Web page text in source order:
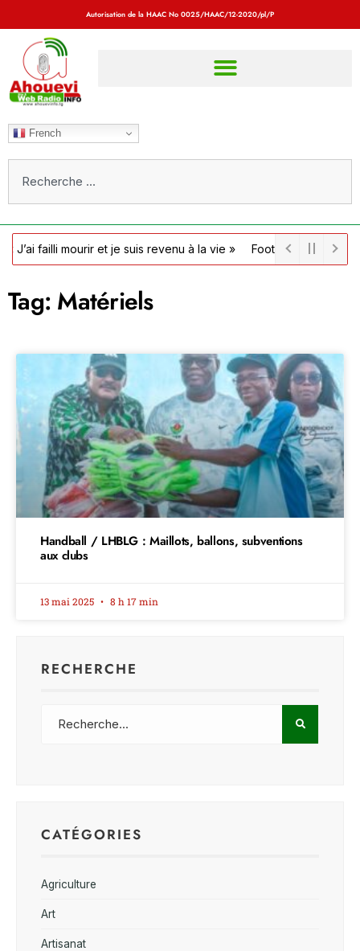
Autorisation de la HAAC No 0025/HAAC/12-2020/pl/P
French
mourir et je suis revenu à la vie » Football / Côte d’Ivoire :
Tag: Matériels
Handball / LHBLG : Maillots, ballons, subventions
aux clubs
13 mai 2025 8 h 17 min
RECHERCHE
CATÉGORIES
Agriculture
Art
Artisanat